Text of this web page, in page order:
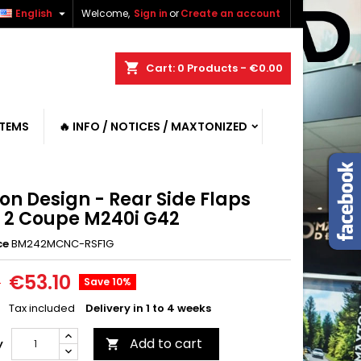
Welcome, Sign inorCreate an account
English 
shopping_cart Cart: 0 Products - €0.00
🔥 INFO / NOTICES / MAXTONIZED
Design - Rear Side Flaps
Coupe M240i G42
BM242MCNC-RSF1G
€53.10 Save 10%
Tax included Delivery in 1 to 4 weeks
 Add to cart